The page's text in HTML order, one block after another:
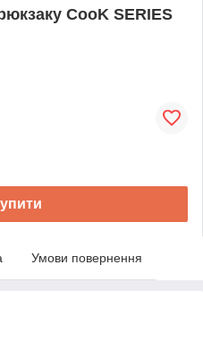
CooK SERIES
Умови повернення